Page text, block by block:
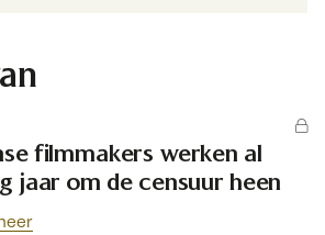
filmmakers werken al
jaar om de censuur heen